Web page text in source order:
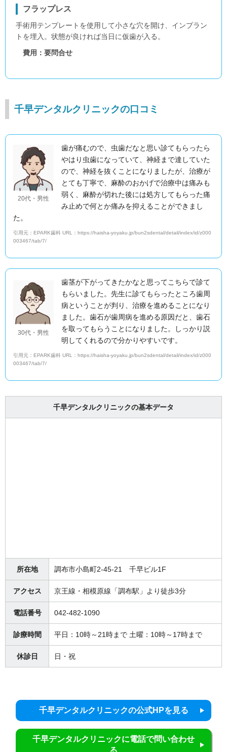
フラップレス
手術用テンプレートを使用して小さな穴を開け、インプラン
トを埋入。状態が良ければ当日に仮歯が入る。
費用：要問合せ
千早デンタルクリニックの口コミ
20代・男性
歯が痛むので、虫歯だなと思い診てもらったら
やはり虫歯になっていて、神経まで達していた
ので、神経を抜くことになりましたが、治療が
とても丁寧で、麻酔のおかげで治療中は痛みも
弱く、麻酔が切れた後には処方してもらった痛
み止めで何とか痛みを抑えることができまし
た。
引用元：EPARK歯科 URL：https://haisha-yoyaku.jp/bun2sdental/detail/index/id/z000
003467/tab/7/
30代・男性
歯茎が下がってきたかなと思ってこちらで診て
もらいました。先生に診てもらったところ歯周
病ということが判り、治療を進めることになり
ました。歯石が歯周病を進める原因だと、歯石
を取ってもらうことになりました。しっかり説
明してくれるので分かりやすいです。
引用元：EPARK歯科 URL：https://haisha-yoyaku.jp/bun2sdental/detail/index/id/z000
003467/tab/7/
千早デンタルクリニックの基本データ
所在地 調布市小島町2-45-21 千早ビル1F
アクセス 京王線・相模原線「調布駅」より徒歩3分
電話番号 042-482-1090
診療時間 平日：10時～21時まで 土曜：10時～17時まで
休診日 日・祝
千早デンタルクリニックの公式HPを見る
千早デンタルクリニックに電話で問い合わせ
る